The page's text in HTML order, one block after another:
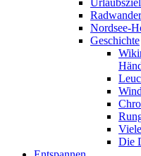
Nordsee-
Geschichte
Die